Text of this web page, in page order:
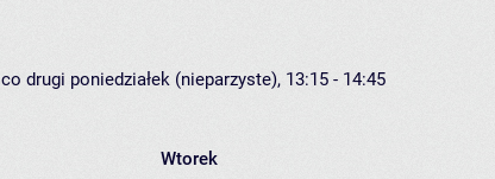
co drugi poniedziałek (nieparzyste), 13:15 - 14:45
Wtorek